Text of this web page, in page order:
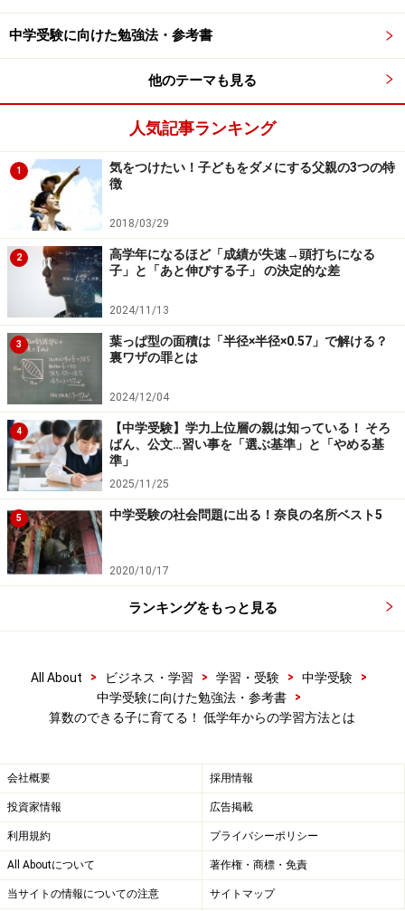
題解決方法を間違っているのです。ケアレスミスはなく
そうと思ってもなくなるものではありません。ケアレス
ミスをなくすのではなくて、逆にたくさんミスをさせる
のです。そしてその度にミスに気付かせるのです。
人間の能力は本当に素晴らしいものです。皆さんもご経
験はないですか？お財布を自宅に置いたまま家を出てし
まった時のあの違和感。お鍋を火にかけっぱなしにして
放置してしまったときのあの嫌な感じ。そう！人は気付
ける生き物なのです！自分のミスに。
つまりケアレスミスを逆にチャンスと捉え、それをなく
そうと努力するのではなく、むしろどんどんミスをさせ
て、それに気付ける体質を作っていけばよいのです。ま
さに逆転の発想ですよね。
ミスに気付ける子に育てるための3つの注意
点
しかしこのとき注意しなければならないことがありま
す。まずお子さまがミスをした時には頭ごなしに叱るの
ではなく、どこをどんな風にミスしてるのかできるだけ
具体的な指示でないと、意味を理解できないものなので
2点目は、決して怒鳴ったり体罰を加えないことです。
そうすると子どもたちは萎縮し、のびのびとした成長が
と、精神的に不安定となりやる気が減衰することが知ら
れています。叱咤激励のつもりでも、体罰は避けた方が
良いのです。
3点目は正しいやり方でやり直させることです。正しい
やり方がわからないと、自分のミスに気づけません。し
中学受験に向けた勉強法・参考書
他のテーマも見る
人気記事ランキング
1
気をつけたい！子どもをダメにする父親の3つの特
徴
2018/03/29
2
高学年になるほど「成績が失速→頭打ちになる
子」と「あと伸びする子」 の決定的な差
2024/11/13
3
葉っぱ型の面積は「半径×半径×0.57」で解ける？
裏ワザの罪とは
2024/12/04
4
【中学受験】学力上位層の親は知っている！ そろ
ばん、公文…習い事を「選ぶ基準」と「やめる基
準」
2025/11/25
5 中学受験の社会問題に出る！奈良の名所ベスト5
2020/10/17
ランキングをもっと見る
All About > ビジネス・学習 > 学習・受験 > 中学受験
>
中学受験に向けた勉強法・参考書
>
算数のできる子に育てる！ 低学年からの学習方法とは
会社概要 採用情報
投資家情報 広告掲載
利用規約 プライバシーポリシー
All Aboutについて 著作権・商標・免責
当サイトの情報についての注意 サイトマップ